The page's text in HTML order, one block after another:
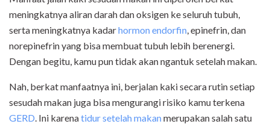
meningkatnya aliran darah dan oksigen ke seluruh tubuh,
serta meningkatnya kadarhormon endorfin , epinefrin, dan
norepinefrin yang bisa membuat tubuh lebih berenergi.
Dengan begitu, kamu pun tidak akan ngantuk setelah makan.
Nah, berkat manfaatnya ini, berjalan kaki secara rutin setiap
sesudah makan juga bisa mengurangi risiko kamu terkena
GERD . Ini karenatidur setelah makanmerupakan salah satu